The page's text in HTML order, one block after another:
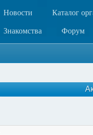
Новости Каталог
Знакомства Форум